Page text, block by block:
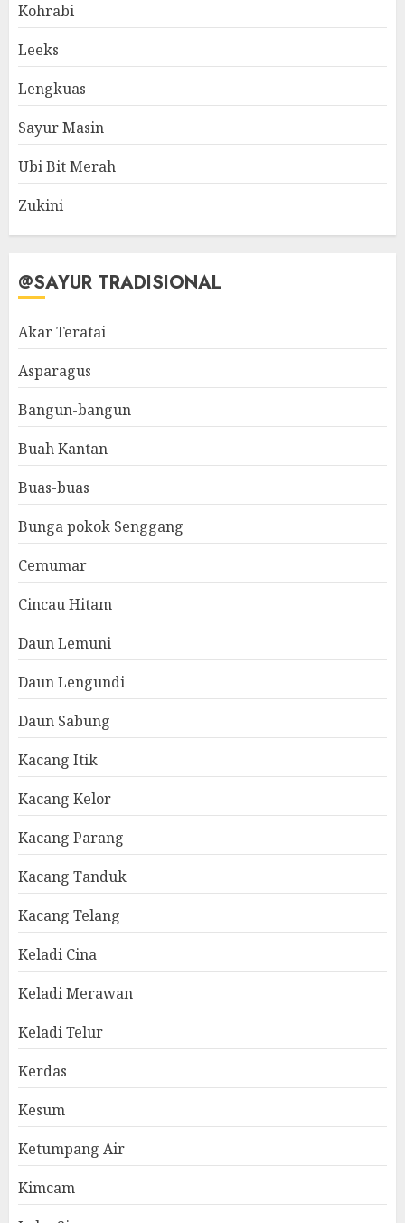
Kohrabi
Leeks
Lengkuas
Sayur Masin
Ubi Bit Merah
Zukini
@SAYUR TRADISIONAL
Akar Teratai
Asparagus
Bangun-bangun
Buah Kantan
Buas-buas
Bunga pokok Senggang
Cemumar
Cincau Hitam
Daun Lemuni
Daun Lengundi
Daun Sabung
Kacang Itik
Kacang Kelor
Kacang Parang
Kacang Tanduk
Kacang Telang
Keladi Cina
Keladi Merawan
Keladi Telur
Kerdas
Kesum
Ketumpang Air
Kimcam